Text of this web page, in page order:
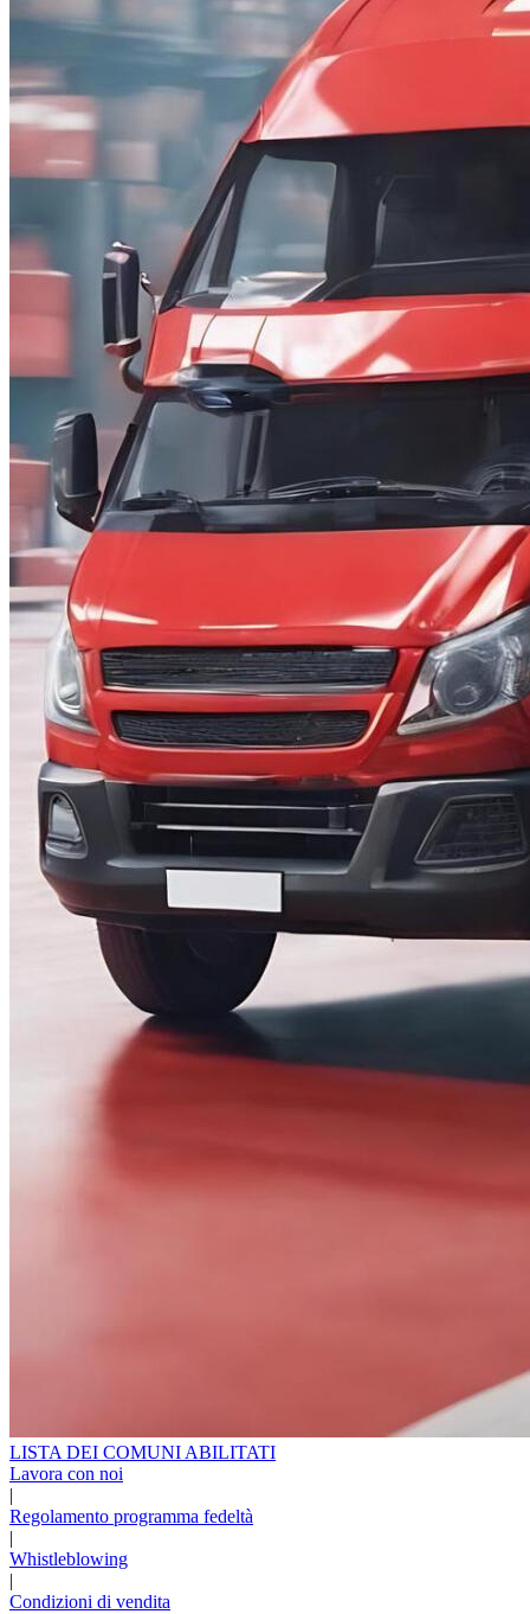
LISTA DEI COMUNI ABILITATI
Lavora con noi
|
Regolamento programma fedeltà
|
Whistleblowing
|
Condizioni di vendita